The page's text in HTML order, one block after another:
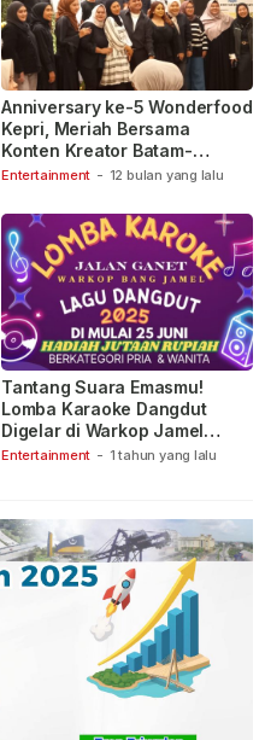
Entertainment - 12 bulan yang lalu
Anniversary ke-5 Wonderfood
Kepri, Meriah Bersama
Konten Kreator Batam-
Tanjungpinang
Entertainment - 1 tahun yang lalu
Tantang Suara Emasmu!
Lomba Karaoke Dangdut
Digelar di Warkop Jamel
Ganet